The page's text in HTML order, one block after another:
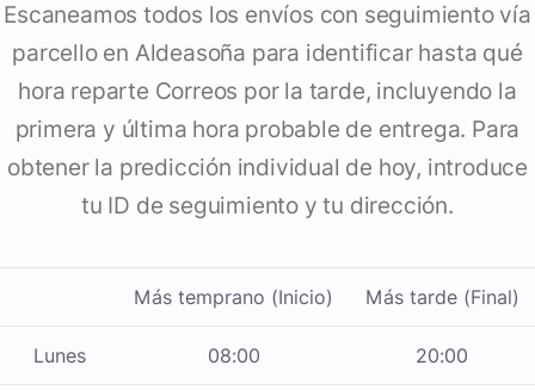
Escaneamos todos los envíos con seguimiento vía
parcello en Aldeasoña para identificar hasta qué
hora reparte Correos por la tarde, incluyendo la
primera y última hora probable de entrega. Para
obtener la predicción individual de hoy, introduce
tu ID de seguimiento y tu dirección.
Más temprano (Inicio) Más tarde (Final)
Lunes 08:00 20:00